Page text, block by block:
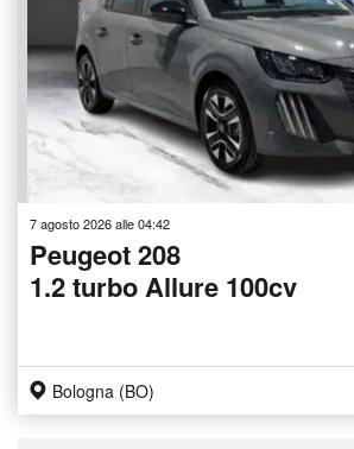
7 agosto 2026 alle 04:42
Peugeot 208
1.2 turbo Allure 100cv
Bologna (BO)